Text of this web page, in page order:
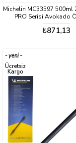
Michelin MC33597 500ml
PRO Serisi Avokado
Temizleme/Bakım ve
₺871,13
yeni
ürün
Ücretsiz
Kargo